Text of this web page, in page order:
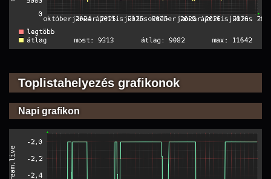
Toplistahelyezés grafikonok
Napi grafikon